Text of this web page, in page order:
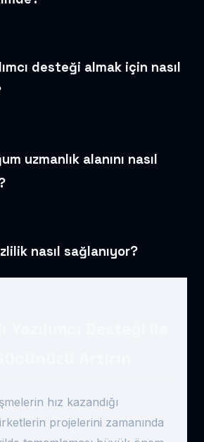
desteği almak için nasıl
uzmanlık alanını nasıl
nasıl sağlanıyor?
hız kazandığı
projelerini zamanında